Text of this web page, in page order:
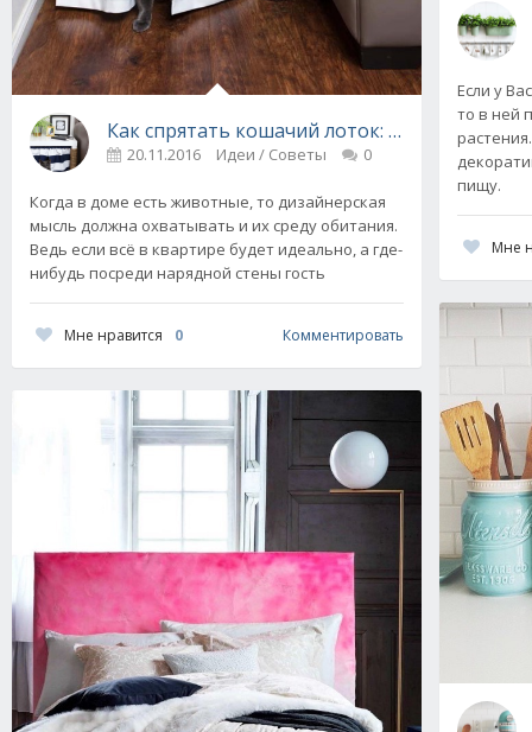
Как спрятать кошачий лоток: советы и идеи
20.11.2016 Идеи / Советы 0
Когда в доме есть животные, то дизайнерская
мысль должна охватывать и их среду обитания.
Ведь если всё в квартире будет идеально, а где-
нибудь посреди нарядной стены гость
Мне нравится 0 Комментировать
Если у
то в ней
пищу.
Мне